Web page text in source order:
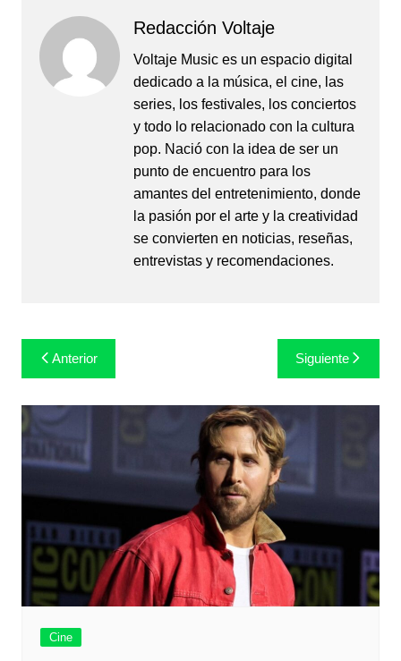
Redacción Voltaje
Voltaje Music es un espacio digital
dedicado a la música, el cine, las
series, los festivales, los conciertos
y todo lo relacionado con la cultura
pop. Nació con la idea de ser un
punto de encuentro para los
amantes del entretenimiento, donde
la pasión por el arte y la creatividad
se convierten en noticias, reseñas,
entrevistas y recomendaciones.
Navegación
de
entradas
Anterior Siguiente
Cine